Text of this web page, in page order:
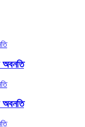
অবনতি
অবনতি